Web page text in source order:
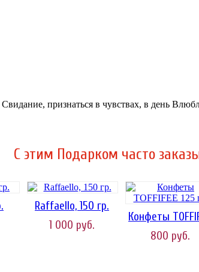
признаться в чувствах, в день
C этим Подарком часто
Raffaello, 150 гр.
1 000 руб.
800 руб.